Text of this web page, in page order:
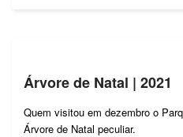
Árvore de Natal | 2021
Quem visitou em dezembro o
Árvore de Natal peculiar.